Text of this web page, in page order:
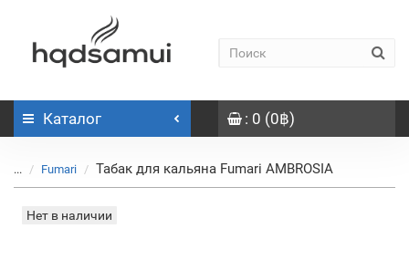
Каталог : 0 (0฿)
... Fumari Табак для кальяна Fumari AMBROSIA
Нет в наличии